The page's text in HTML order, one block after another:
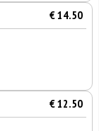
€ 14.50
€ 12.50